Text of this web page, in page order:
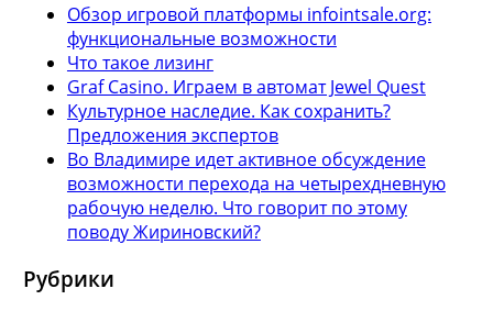
Обзор игровой платформы infointsale.org:
функциональные возможности
Что такое лизинг
Graf Casino. Играем в автомат Jewel Quest
Культурное наследие. Как сохранить?
Предложения экспертов
Во Владимире идет активное обсуждение
возможности перехода на четырехдневную
рабочую неделю. Что говорит по этому
поводу Жириновский?
Рубрики